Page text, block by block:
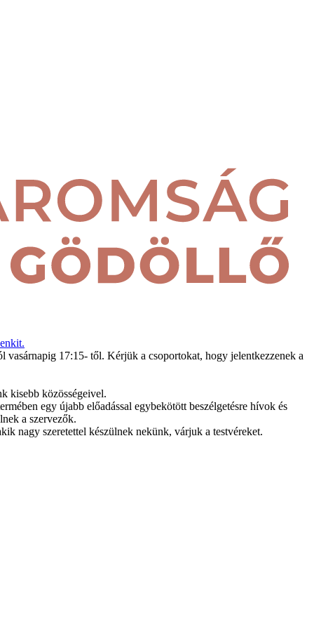
vasárnapig 17:15- től. Kérjük a csoportokat, hogy jelentkezzenek a
kisebb közösségeivel.
egy újabb előadással egybekötött beszélgetésre hívok és
a szervezők.
nagy szeretettel készülnek nekünk, várjuk a testvéreket.